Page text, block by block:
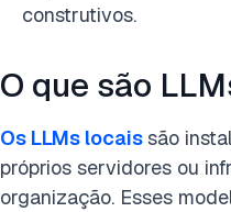
construtivos.
O que são
Os LLMs locaissão
próprios servidores ou
organização. Esses